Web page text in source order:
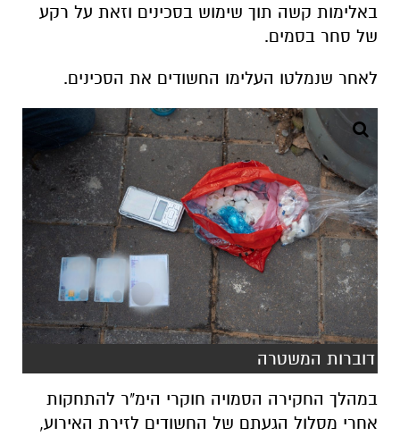
באלימות קשה תוך שימוש בסכינים וזאת על רקע
של סחר בסמים.
לאחר שנמלטו העלימו החשודים את הסכינים.
דוברות המשטרה
במהלך החקירה הסמויה חוקרי הימ"ר להתחקות
אחרי מסלול הגעתם של החשודים לזירת האירוע,